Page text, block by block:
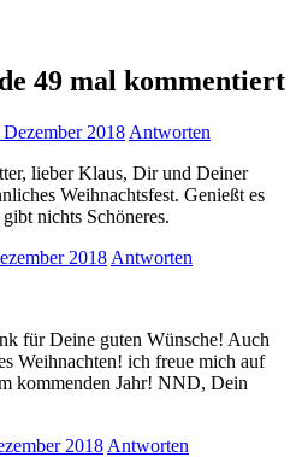
49 mal kommentiert
Dezember 2018 Antworten
lieber Klaus, Dir und Deiner
Weihnachtsfest. Genießt es
nichts Schöneres.
2018 Antworten
für Deine guten Wünsche! Auch
Weihnachten! ich freue mich auf
kommenden Jahr! NND, Dein
2018 Antworten